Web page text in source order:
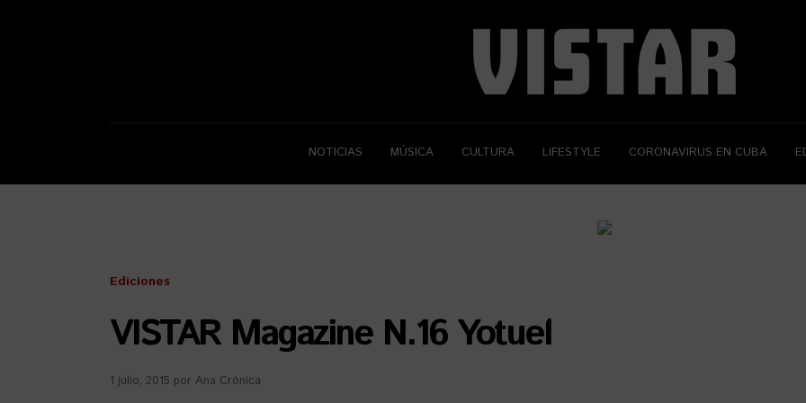
NOTICIAS MÚSICA CULTURA LIFESTYLE CORONAVIRUS EN CUBA
Ediciones
VISTAR Magazine N.16 Yotuel
1 julio, 2015 por Ana Crónica